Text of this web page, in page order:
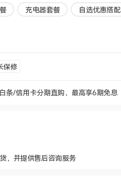
充电器套餐 自选优惠搭配
保修
条/信用卡分期直购，最高享6期免息
，并提供售后咨询服务